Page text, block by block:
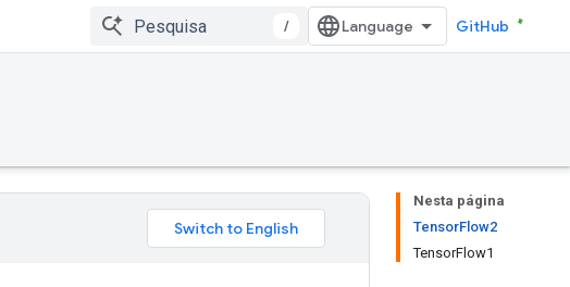
/ GitHub
Nesta página
TensorFlow2
TensorFlow1